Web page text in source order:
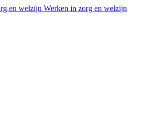
en welzijn Werken in zorg en welzijn